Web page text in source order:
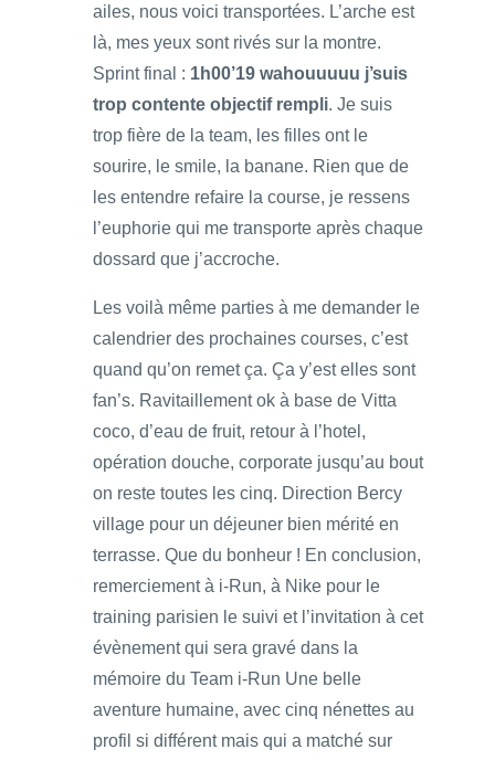
ailes, nous voici transportées. L’arche est
là, mes yeux sont rivés sur la montre.
Sprint final : 1h00’19 wahouuuuu j’suis
trop contente objectif rempli. Je suis
trop fière de la team, les filles ont le
sourire, le smile, la banane. Rien que de
les entendre refaire la course, je ressens
l’euphorie qui me transporte après chaque
dossard que j’accroche.
Les voilà même parties à me demander le
calendrier des prochaines courses, c’est
quand qu’on remet ça. Ça y’est elles sont
fan’s. Ravitaillement ok à base de Vitta
coco, d’eau de fruit, retour à l’hotel,
opération douche, corporate jusqu’au bout
on reste toutes les cinq. Direction Bercy
village pour un déjeuner bien mérité en
terrasse. Que du bonheur ! En conclusion,
remerciement à i-Run, à Nike pour le
training parisien le suivi et l’invitation à cet
évènement qui sera gravé dans la
mémoire du Team i-Run Une belle
aventure humaine, avec cinq nénettes au
profil si différent mais qui a matché sur